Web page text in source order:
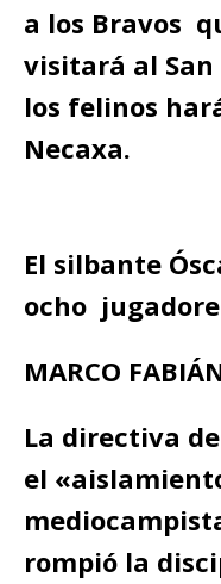
a los Bravos
visitará al
los felinos
Necaxa.
El silbante
ocho
MARCO
La directiva
el
rompió la